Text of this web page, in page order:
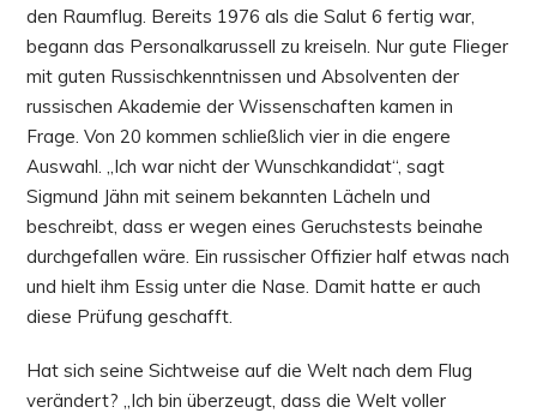
den Raumflug. Bereits 1976 als die Salut 6 fertig war,
begann das Personalkarussell zu kreiseln. Nur gute Flieger
mit guten Russischkenntnissen und Absolventen der
russischen Akademie der Wissenschaften kamen in
Frage. Von 20 kommen schließlich vier in die engere
Auswahl. „Ich war nicht der Wunschkandidat“, sagt
Sigmund Jähn mit seinem bekannten Lächeln und
beschreibt, dass er wegen eines Geruchstests beinahe
durchgefallen wäre. Ein russischer Offizier half etwas nach
und hielt ihm Essig unter die Nase. Damit hatte er auch
diese Prüfung geschafft.
Hat sich seine Sichtweise auf die Welt nach dem Flug
verändert? „Ich bin überzeugt, dass die Welt voller